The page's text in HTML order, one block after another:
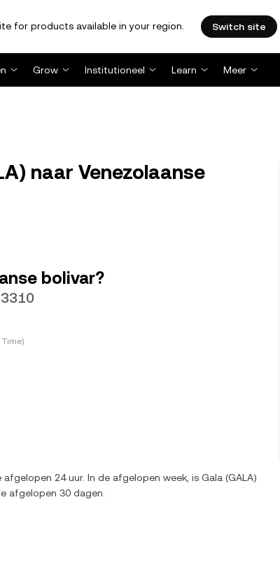
for products available in your region. Switch site
Grow Institutioneel Learn Meer
naar Venezolaanse
bolivar?
Time)
24 uur. In de afgelopen week, is Gala (GALA)
afgelopen 30 dagen.